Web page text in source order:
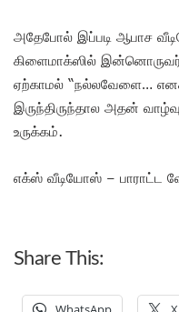
அதேபோல் இப்படி ஆபாச
கிளைமாக்ஸில்
ஏற்காமல் “நல்லவேளை…
இருந்திருந்தால அதன்
உருக்கம்.
எக்ஸ் வீடியோஸ் – பாராட்ட
Share This: